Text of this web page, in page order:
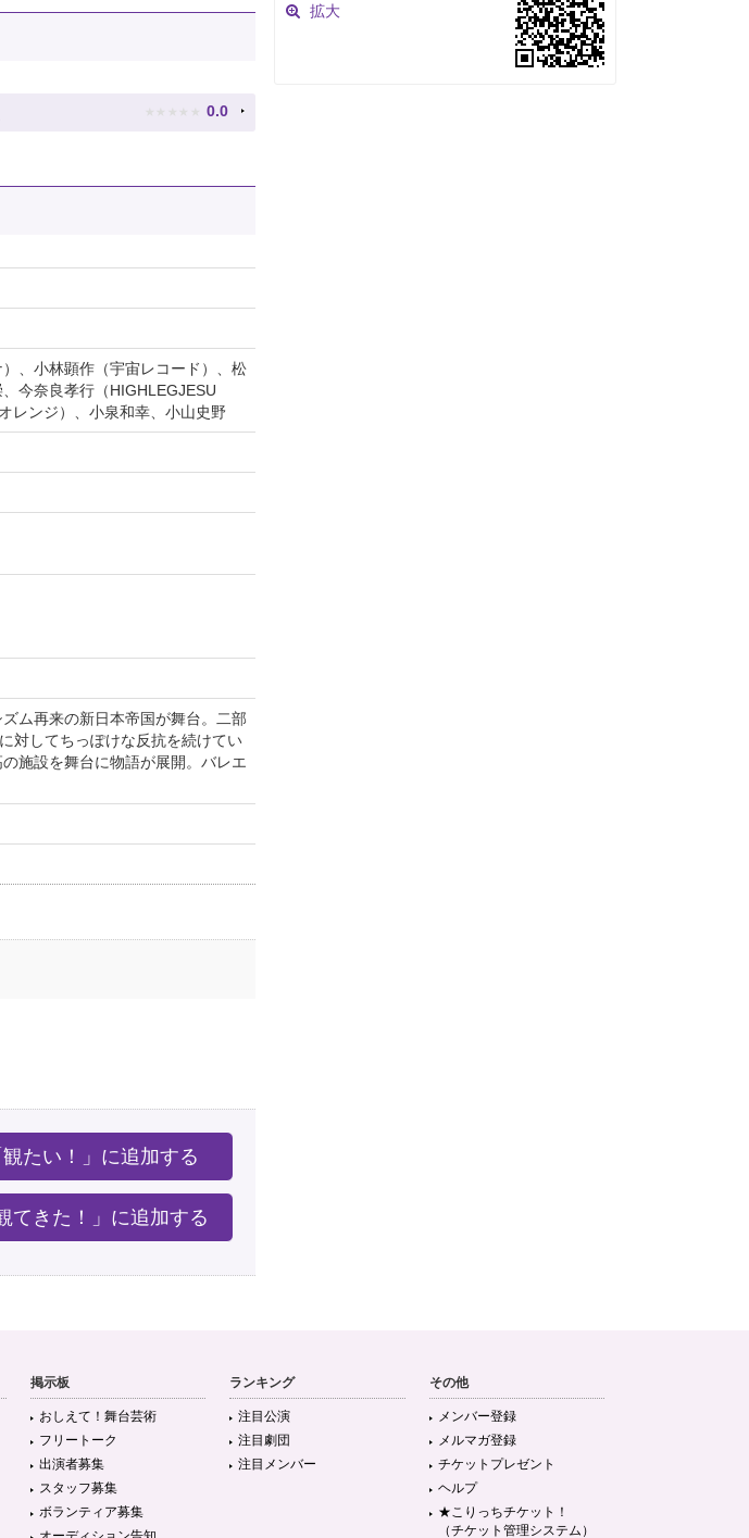
★ ★ ★ ★ ★ 0.0
、小林顕作（宇宙レコード）、松
今奈良孝行（HIGHLEGJESU
レンジ）、小泉和幸、小山史野
ム再来の新日本帝国が舞台。二部
対してちっぽけな反抗を続けてい
施設を舞台に物語が展開。バレエ
観たい！」に追加する
てきた！」に追加する
拡大
掲示板
おしえて！舞台芸術
フリートーク
出演者募集
スタッフ募集
ボランティア募集
ランキング
注目公演
注目劇団
注目メンバー
その他
メンバー登録
メルマガ登録
チケットプレゼント
ヘルプ
★こりっちチケット！
（チケット管理システム）